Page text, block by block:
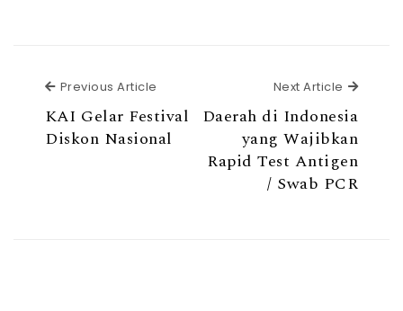
Previous Article
KAI Gelar Festival
Diskon Nasional
Next Article Next
Daerah di Indonesia
yang Wajibkan
Rapid Test Antigen
/ Swab PCR